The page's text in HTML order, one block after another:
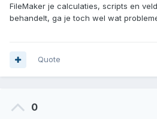
FileMaker je calculaties, scripts en
behandelt, ga je toch wel wat
Quote
0